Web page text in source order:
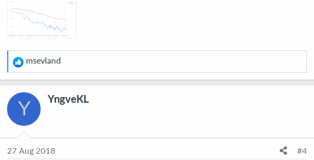
R
e
a
k
s
o
e
msevland
Y YngveKL
27 Aug 2018 #4